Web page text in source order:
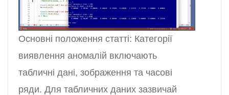
Основні положення статті: Категорії
виявлення аномалій включають
табличні дані, зображення та часові
ряди. Для табличних даних зазвичай